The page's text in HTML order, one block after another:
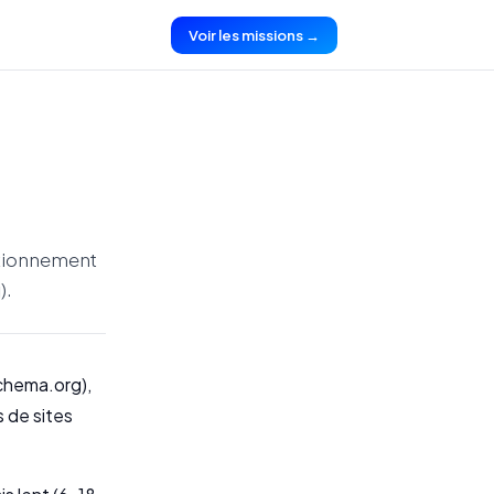
Voir les missions →
de sites